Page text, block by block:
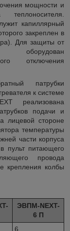
мощности и
капиллярный
закреплен в
Для защиты от
оборудован
отключения
патрубки
к системе
реализована
подачи и
лицевой стороне
температуры
части корпуса
пульт питающего
провода
крепления колбы
-
ЭВПМ-NEXT-
6 П
6